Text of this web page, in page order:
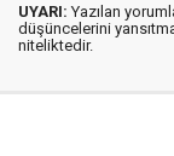
UYARI: Yazılan
düşüncelerini
niteliktedir.